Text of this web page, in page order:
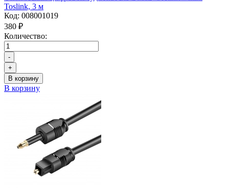
Toslink, 3 м
Код: 008001019
380 ₽
Количество:
-
+
В корзину
В корзину